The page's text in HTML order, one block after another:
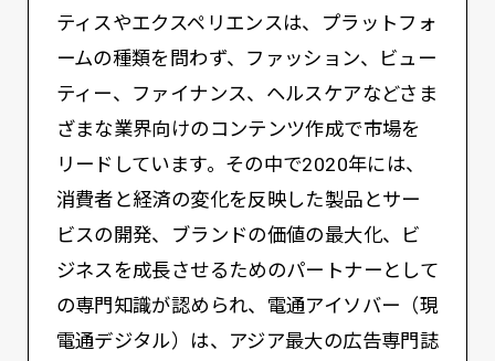
ティスやエクスペリエンスは、プラットフォ
ームの種類を問わず、ファッション、ビュー
ティー、ファイナンス、ヘルスケアなどさま
ざまな業界向けのコンテンツ作成で市場を
リードしています。その中で2020年には、
消費者と経済の変化を反映した製品とサー
ビスの開発、ブランドの価値の最大化、ビ
ジネスを成長させるためのパートナーとして
の専門知識が認められ、電通アイソバー（現
電通デジタル）は、アジア最大の広告専門誌